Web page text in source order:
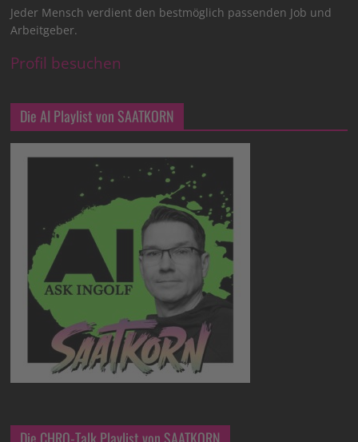
Jeder Mensch verdient den bestmöglich passenden Job und
Arbeitgeber.
Profil besuchen
Die AI Playlist von SAATKORN